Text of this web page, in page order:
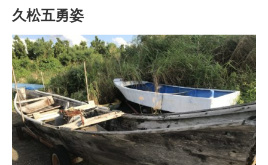
久松五勇姿